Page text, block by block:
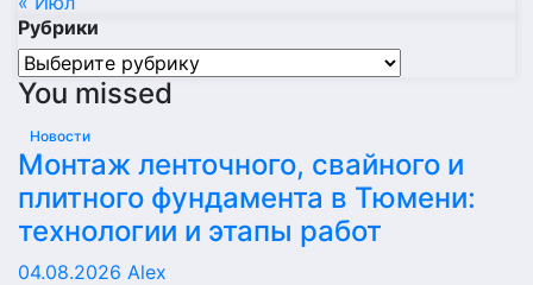
Рубрики
Рубрики
You missed
Новости
Монтаж ленточного, свайного и
плитного фундамента в Тюмени:
технологии и этапы работ
04.08.2026 Alex